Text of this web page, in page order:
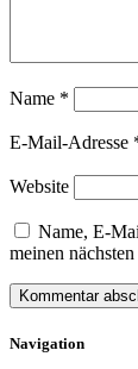
Name *
E-Mail-Adresse
Website
Name, E-
meinen
Navigation